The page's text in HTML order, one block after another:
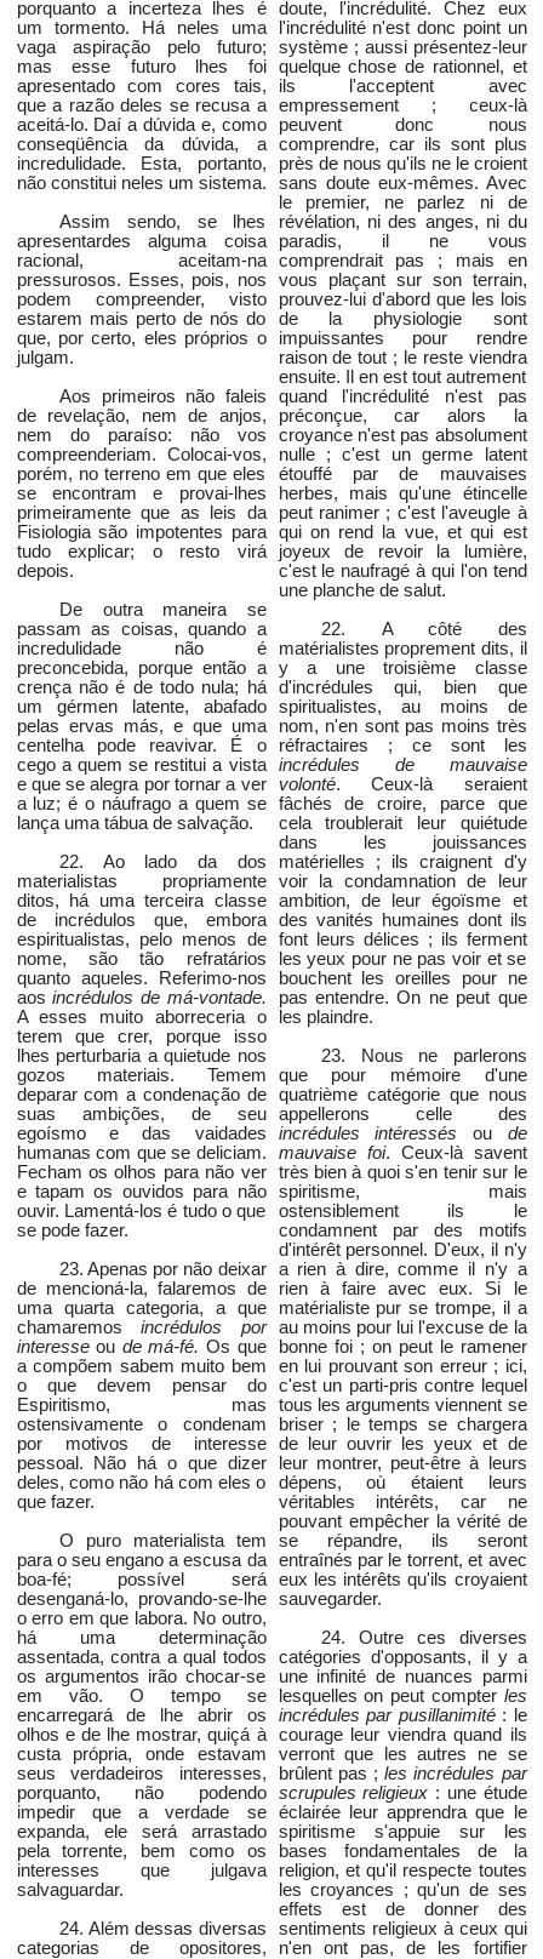
porquanto a incerteza lhes é
um tormento. Há neles uma
vaga aspiração pelo futuro;
mas esse futuro lhes foi
apresentado com cores tais,
que a razão deles se recusa a
aceitá-lo. Daí a dúvida e, como
conseqüência da dúvida, a
incredulidade. Esta, portanto,
não constitui neles um sistema.
Assim sendo, se lhes
apresentardes alguma coisa
racional, aceitam-na
pressurosos. Esses, pois, nos
podem compreender, visto
estarem mais perto de nós do
que, por certo, eles próprios o
julgam.
Aos primeiros não faleis
de revelação, nem de anjos,
nem do paraíso: não vos
compreenderiam. Colocai-vos,
porém, no terreno em que eles
se encontram e provai-lhes
primeiramente que as leis da
Fisiologia são impotentes para
tudo explicar; o resto virá
depois.
De outra maneira se
passam as coisas, quando a
incredulidade não é
preconcebida, porque então a
crença não é de todo nula; há
um gérmen latente, abafado
pelas ervas más, e que uma
centelha pode reavivar. É o
cego a quem se restitui a vista
e que se alegra por tornar a ver
a luz; é o náufrago a quem se
lança uma tábua de salvação.
22. Ao lado da dos
materialistas propriamente
ditos, há uma terceira classe
de incrédulos que, embora
espiritualistas, pelo menos de
nome, são tão refratários
quanto aqueles. Referimo-nos
aosincrédulos de má-vontade.
A esses muito aborreceria o
terem que crer, porque isso
lhes perturbaria a quietude nos
gozos materiais. Temem
deparar com a condenação de
suas ambições, de seu
egoísmo e das vaidades
humanas com que se deliciam.
Fecham os olhos para não ver
e tapam os ouvidos para não
ouvir. Lamentá-los é tudo o que
se pode fazer.
23. Apenas por não deixar
de mencioná-la, falaremos de
uma quarta categoria, a que
chamaremos incrédulos por
interesseou de má-fé. Os que
a compõem sabem muito bem
o que devem pensar do
Espiritismo, mas
ostensivamente o condenam
por motivos de interesse
pessoal. Não há o que dizer
deles, como não há com eles o
que fazer.
O puro materialista tem
para o seu engano a escusa da
boa-fé; possível será
desenganá-lo, provando-se-lhe
o erro em que labora. No outro,
há uma determinação
assentada, contra a qual todos
os argumentos irão chocar-se
em vão. O tempo se
encarregará de lhe abrir os
olhos e de lhe mostrar, quiçá à
custa própria, onde estavam
seus verdadeiros interesses,
porquanto, não podendo
impedir que a verdade se
expanda, ele será arrastado
pela torrente, bem como os
interesses que julgava
salvaguardar.
24. Além dessas diversas
categorias de opositores,
doute, l'incrédulité. Chez eux
l'incrédulité n'est donc point un
système ; aussi présentez-leur
quelque chose de rationnel, et
ils l'acceptent avec
empressement ; ceux-là
peuvent donc nous
comprendre, car ils sont plus
près de nous qu'ils ne le croient
sans doute eux-mêmes. Avec
le premier, ne parlez ni de
révélation, ni des anges, ni du
paradis, il ne vous
comprendrait pas ; mais en
vous plaçant sur son terrain,
prouvez-lui d'abord que les lois
de la physiologie sont
impuissantes pour rendre
raison de tout ; le reste viendra
ensuite. Il en est tout autrement
quand l'incrédulité n'est pas
préconçue, car alors la
croyance n'est pas absolument
nulle ; c'est un germe latent
étouffé par de mauvaises
herbes, mais qu'une étincelle
peut ranimer ; c'est l'aveugle à
qui on rend la vue, et qui est
joyeux de revoir la lumière,
c'est le naufragé à qui l'on tend
une planche de salut.
22. A côté des
matérialistes proprement dits, il
y a une troisième classe
d'incrédules qui, bien que
spiritualistes, au moins de
nom, n'en sont pas moins très
réfractaires ; ce sont les
incrédules de mauvaise
volonté. Ceux-là seraient
fâchés de croire, parce que
cela troublerait leur quiétude
dans les jouissances
matérielles ; ils craignent d'y
voir la condamnation de leur
ambition, de leur égoïsme et
des vanités humaines dont ils
font leurs délices ; ils ferment
les yeux pour ne pas voir et se
bouchent les oreilles pour ne
pas entendre. On ne peut que
les plaindre.
23. Nous ne parlerons
que pour mémoire d'une
quatrième catégorie que nous
appellerons celle des
incrédules intéressés ou de
mauvaise foi. Ceux-là savent
très bien à quoi s'en tenir sur le
spiritisme, mais
ostensiblement ils le
condamnent par des motifs
d'intérêt personnel. D'eux, il n'y
a rien à dire, comme il n'y a
rien à faire avec eux. Si le
matérialiste pur se trompe, il a
au moins pour lui l'excuse de la
bonne foi ; on peut le ramener
en lui prouvant son erreur ; ici,
c'est un parti-pris contre lequel
tous les arguments viennent se
briser ; le temps se chargera
de leur ouvrir les yeux et de
leur montrer, peut-être à leurs
dépens, où étaient leurs
véritables intérêts, car ne
pouvant empêcher la vérité de
se répandre, ils seront
entraînés par le torrent, et avec
eux les intérêts qu'ils croyaient
sauvegarder.
24. Outre ces diverses
catégories d'opposants, il y a
une infinité de nuances parmi
lesquelles on peut compter les
incrédules par pusillanimité: le
courage leur viendra quand ils
verront que les autres ne se
brûlent pas ;les incrédules par
scrupules religieux : une étude
éclairée leur apprendra que le
spiritisme s'appuie sur les
bases fondamentales de la
religion, et qu'il respecte toutes
les croyances ; qu'un de ses
effets est de donner des
sentiments religieux à ceux qui
n'en ont pas, de les fortifier